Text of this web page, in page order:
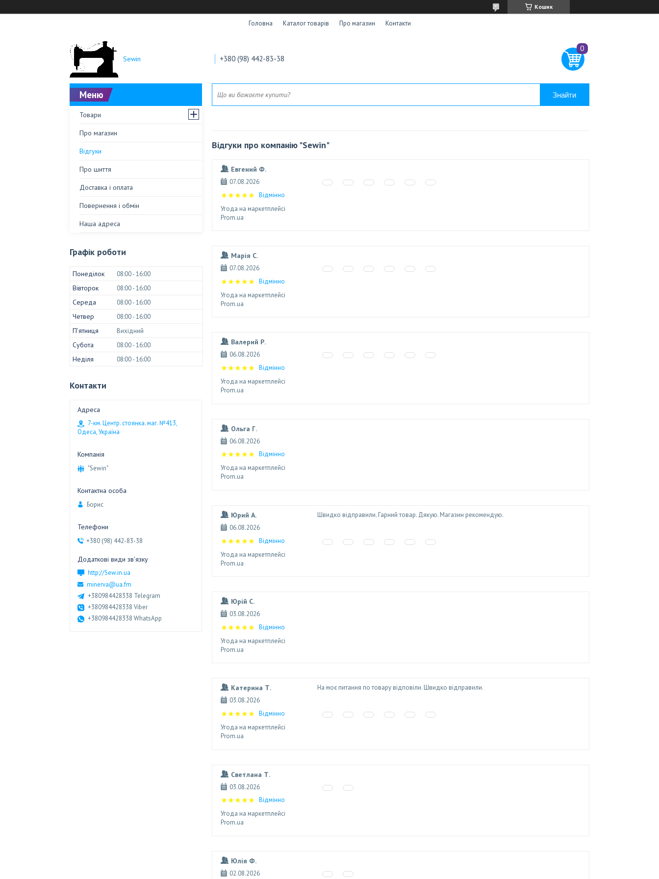
Кошик
Головна Каталог товарів Про магазин Контакти
Sewin +380 (98) 442-83-38
Знайти
Відгуки про компанію "Sewin"
Евгений Ф.
07.08.2026
Відмінно
Угода на маркетплейсі
Prom.ua
Марія С.
07.08.2026
Відмінно
Угода на маркетплейсі
Prom.ua
Валерий Р.
06.08.2026
Відмінно
Угода на маркетплейсі
Prom.ua
Ольга Г.
06.08.2026
Відмінно
Угода на маркетплейсі
Prom.ua
Юрий А.
06.08.2026
Відмінно
Угода на маркетплейсі
Prom.ua
Швидко відправили. Гарний товар. Дякую. Магазин рекомендую.
Юрій С.
03.08.2026
Відмінно
Угода на маркетплейсі
Prom.ua
Катерина Т.
03.08.2026
Відмінно
Угода на маркетплейсі
Prom.ua
На моє питання по товару відповіли. Швидко відправили.
Светлана Т.
03.08.2026
Відмінно
Угода на маркетплейсі
Prom.ua
Юлія Ф.
02.08.2026
Товари
Про магазин
Відгуки
Про шиття
Доставка і оплата
Повернення і обмін
Наша адреса
Графік роботи
Понеділок 08:00 16:00
Вівторок 08:00 16:00
Середа 08:00 16:00
Четвер 08:00 16:00
Пʼятниця Вихідний
Субота 08:00 16:00
Неділя 08:00 16:00
Контакти
7-км. Центр. стоянка. маг. №413,
Одеса, Україна
"Sewin"
Борис
+380 (98) 442-83-38
http://Sew.in.ua
minerva@ua.fm
+380984428338 Telegram
+380984428338 Viber
+380984428338 WhatsApp